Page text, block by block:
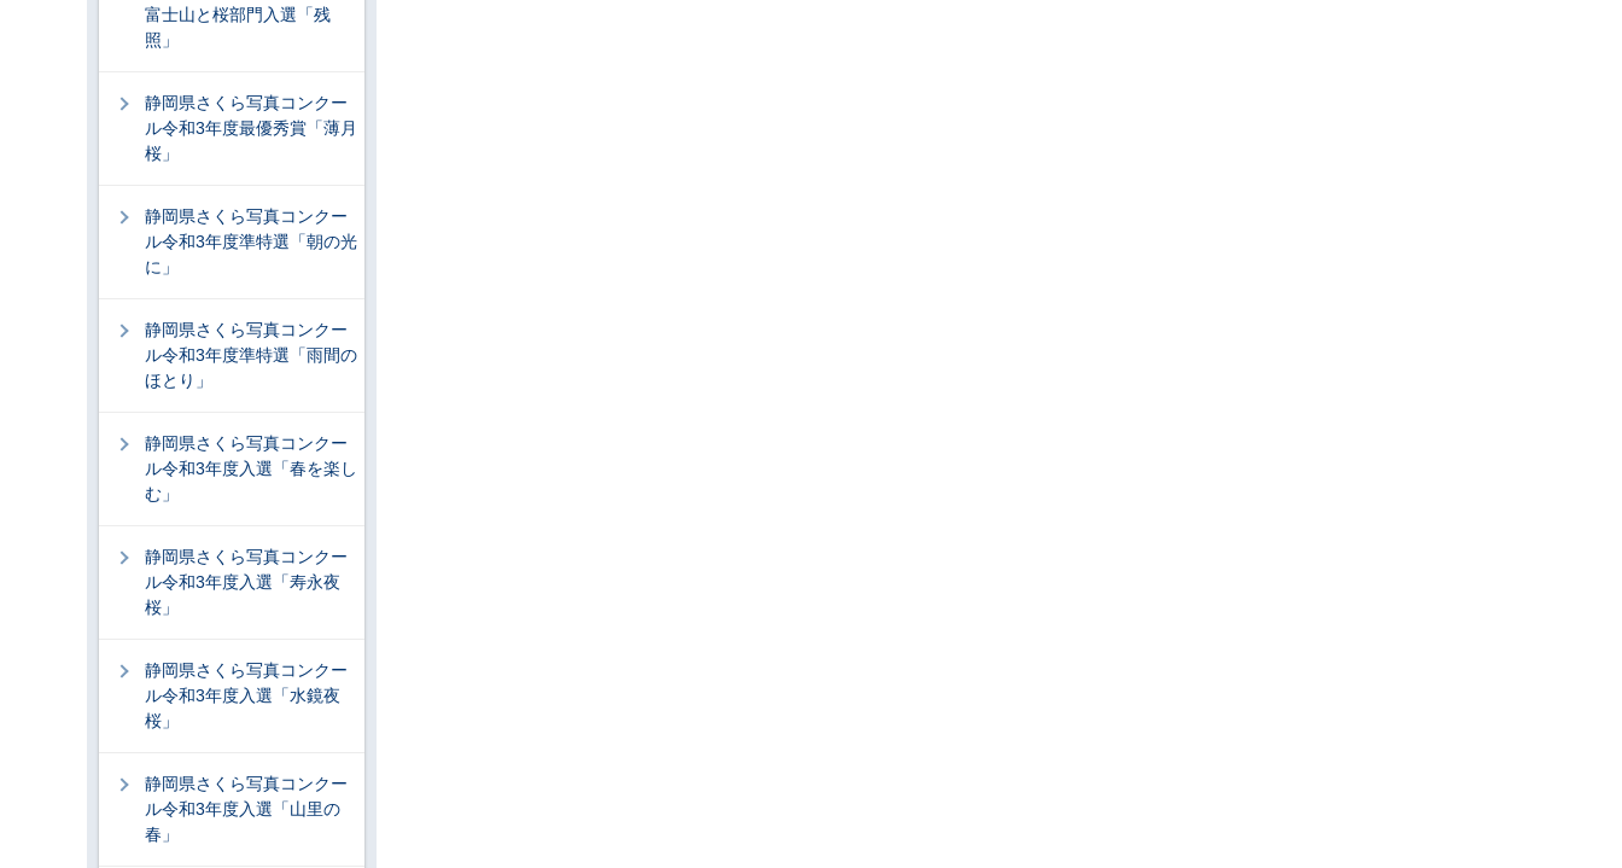
富士山と桜部門入選「残
照」
静岡県さくら写真コンクー
ル令和3年度最優秀賞「薄月
桜」
静岡県さくら写真コンクー
ル令和3年度準特選「朝の光
に」
静岡県さくら写真コンクー
ル令和3年度準特選「雨間の
ほとり」
静岡県さくら写真コンクー
ル令和3年度入選「春を楽し
む」
静岡県さくら写真コンクー
ル令和3年度入選「寿永夜
桜」
静岡県さくら写真コンクー
ル令和3年度入選「水鏡夜
桜」
静岡県さくら写真コンクー
ル令和3年度入選「山里の
春」